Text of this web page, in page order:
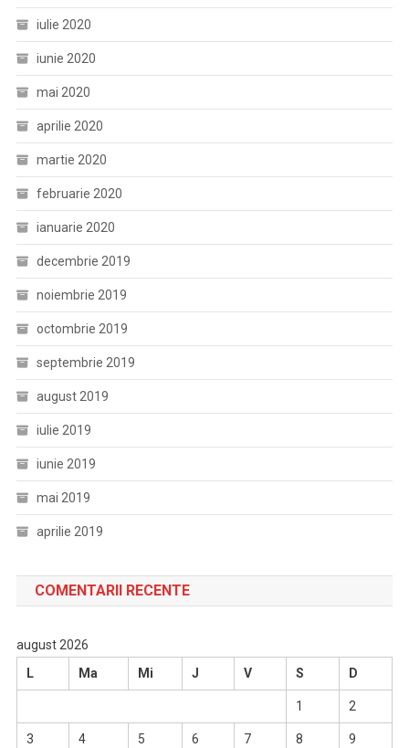
iulie 2020
iunie 2020
mai 2020
aprilie 2020
martie 2020
februarie 2020
ianuarie 2020
decembrie 2019
noiembrie 2019
octombrie 2019
septembrie 2019
august 2019
iulie 2019
iunie 2019
mai 2019
aprilie 2019
COMENTARII RECENTE
august 2026
L
Ma Mi J V S D
1 2
3 4 5 6 7 8 9